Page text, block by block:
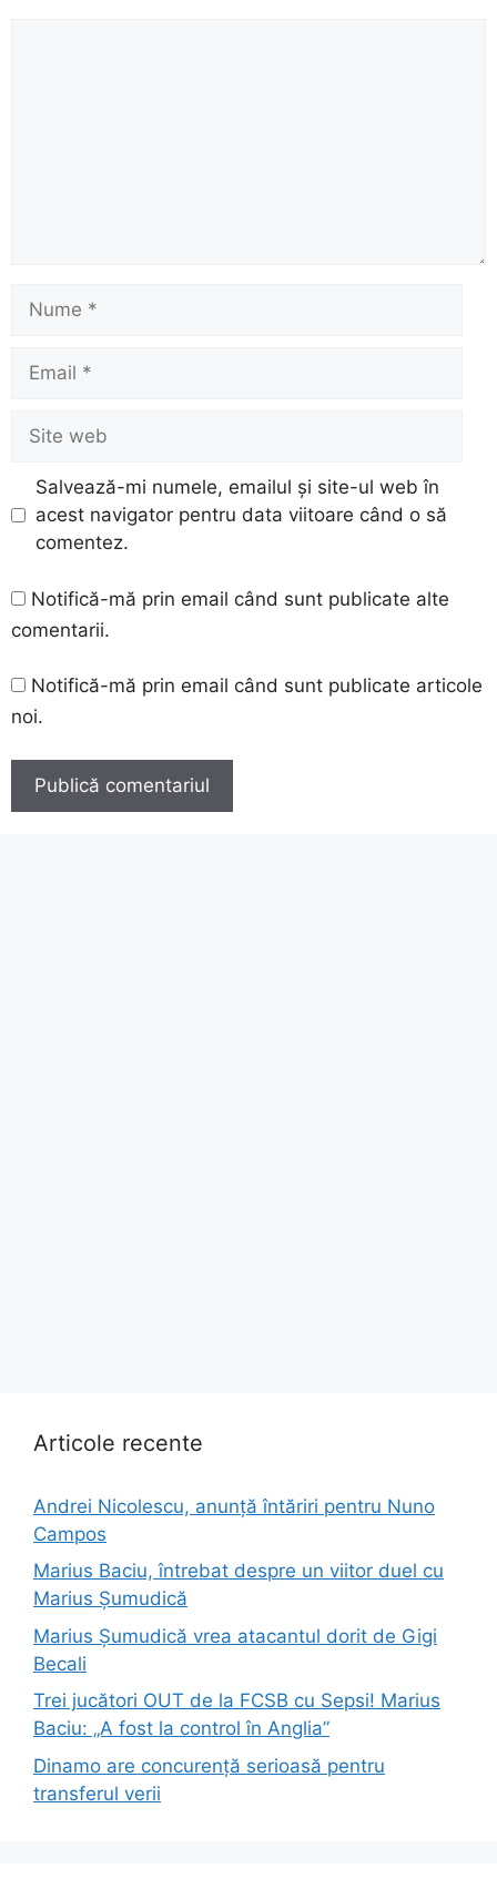
Nume
Email
Site
web
Salvează-mi numele, emailul și site-ul web în
acest navigator pentru data viitoare când o să
comentez.
Notifică-mă prin email când sunt publicate alte
comentarii.
Notifică-mă prin email când sunt publicate articole
noi.
Articole recente
Andrei Nicolescu, anunță întăriri pentru Nuno
Campos
Marius Baciu, întrebat despre un viitor duel cu
Marius Șumudică
Marius Șumudică vrea atacantul dorit de Gigi
Becali
Trei jucători OUT de la FCSB cu Sepsi! Marius
Baciu: „A fost la control în Anglia”
Dinamo are concurență serioasă pentru
transferul verii